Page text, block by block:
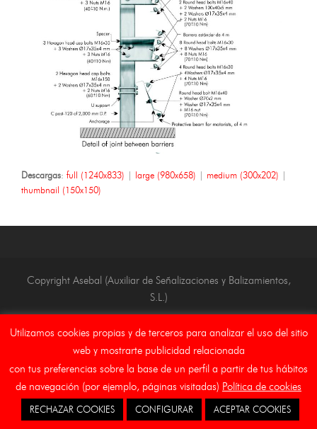
Descargas: full (1240x833) | large (980x658) | medium (300x202) |
thumbnail (150x150)
Copyright Asebal (Auxiliar de Señalizaciones y Balizamientos,
S.L.)
Utilizamos cookies propias y de terceros para analizar el uso del sitio
web y mostrarte publicidad relacionada
con tus preferencias sobre la base de un perfil a partir de tus hábitos
de navegación (por ejemplo, páginas visitadas) Política de cookies
RECHAZAR COOKIES CONFIGURAR ACEPTAR COOKIES